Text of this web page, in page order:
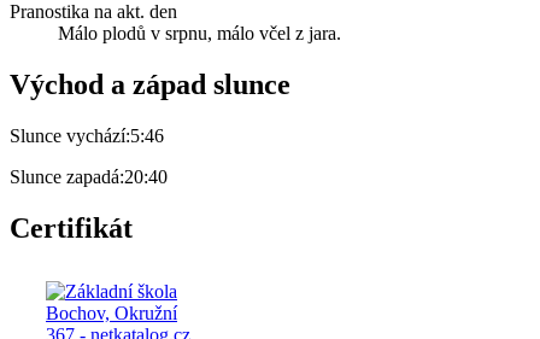
Pranostika na akt. den
Málo plodů v srpnu, málo včel z jara.
Východ a západ slunce
Slunce vychází:5:46
Slunce zapadá:20:40
Certifikát